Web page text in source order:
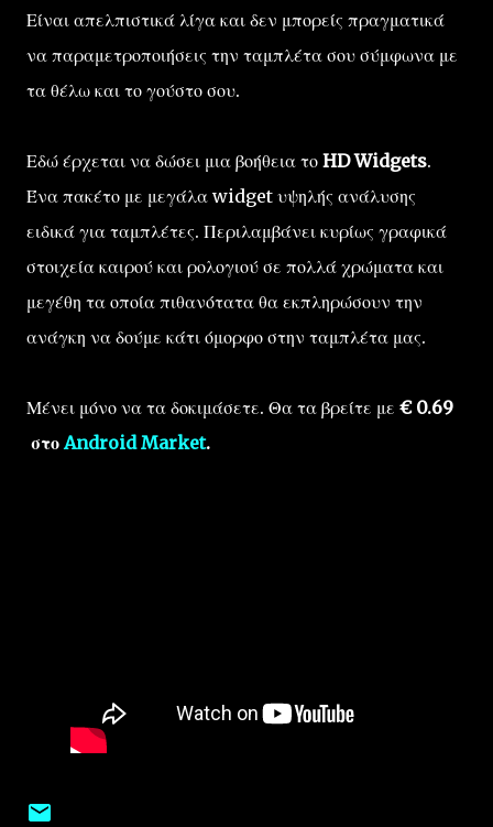
Είναι απελπιστικά λίγα και δεν μπορείς πραγματικά
να παραμετροποιήσεις την ταμπλέτα σου σύμφωνα με
τα θέλω και το γούστο σου.
Εδώ έρχεται να δώσει μια βοήθεια το HD Widgets.
Ένα πακέτο με μεγάλα widget υψηλής ανάλυσης
ειδικά για ταμπλέτες. Περιλαμβάνει κυρίως γραφικά
στοιχεία καιρού και ρολογιού σε πολλά χρώματα και
μεγέθη τα οποία πιθανότατα θα εκπληρώσουν την
ανάγκη να δούμε κάτι όμορφο στην ταμπλέτα μας.
Μένει μόνο να τα δοκιμάσετε. Θα τα βρείτε με € 0.69
στο Android Market.